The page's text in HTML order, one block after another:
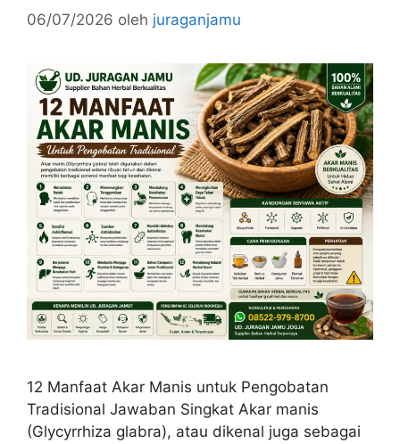
06/07/2026 oleh juraganjamu
12 Manfaat Akar Manis untuk Pengobatan
Tradisional Jawaban Singkat Akar manis
(Glycyrrhiza glabra), atau dikenal juga sebagai